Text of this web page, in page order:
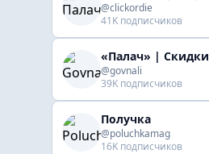
@clickordie
41K подписчиков
@govnali
39K подписчиков
Получка
@poluchkamag
16K подписчиков